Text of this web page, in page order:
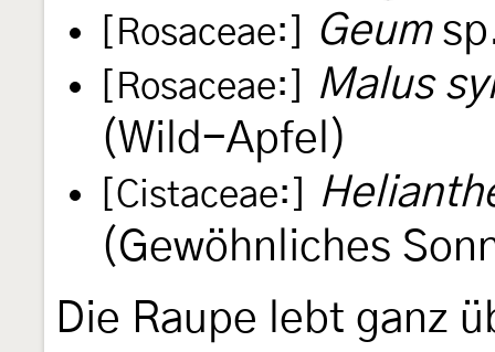
[Rosaceae:] Geum
[Rosaceae:]
Malus
(Wild-Apfel)
[Cistaceae:]
(Gewöhnliches
Die Raupe lebt ganz